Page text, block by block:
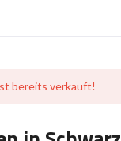
bereits verkauft!